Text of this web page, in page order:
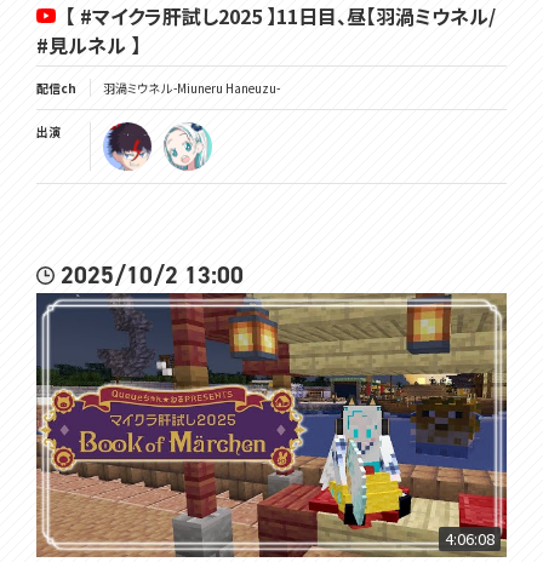
【 #マイクラ肝試し2025 】11日目、昼【羽渦ミウネル/
#見ルネル 】
配信ch 羽渦ミウネル -Miuneru Haneuzu-
出演
2025/10/2 13:00
4:06:08